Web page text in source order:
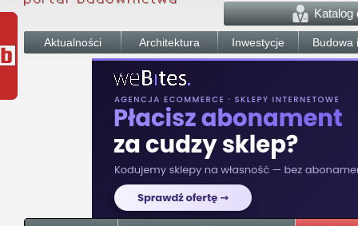
Katalog
Aktualności Architektura Inwestycje Budowa